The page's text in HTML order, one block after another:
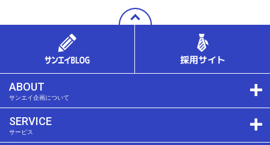
ABOUT
サンエイ企画について
SERVICE
サービス